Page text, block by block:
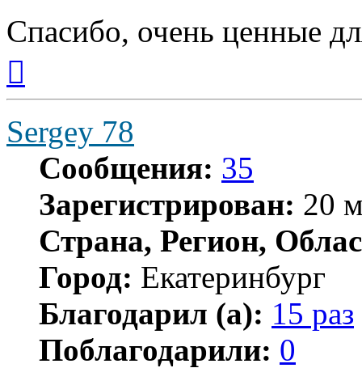
Спасибо, очень ценные
началу
Sergey 78
Сообщения: 35
Зарегистрирован: 20
Страна, Регион,
Город: Екатеринбург
Благодарил (а): 15 раз
Поблагодарили: 0